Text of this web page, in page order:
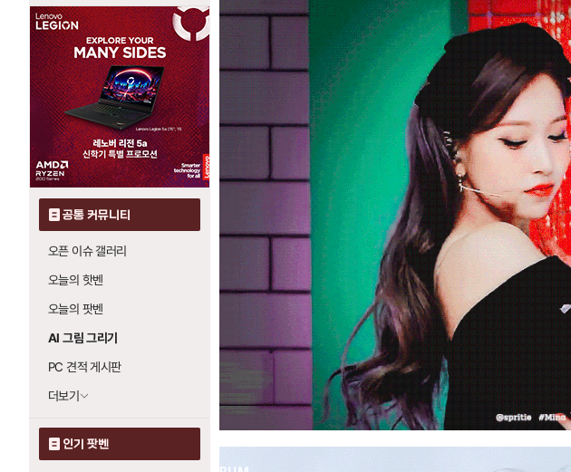
공통 커뮤니티
오픈 이슈 갤러리
오늘의 핫벤
오늘의 팟벤
AI 그림 그리기
PC 견적 게시판
더보기
인기 팟벤